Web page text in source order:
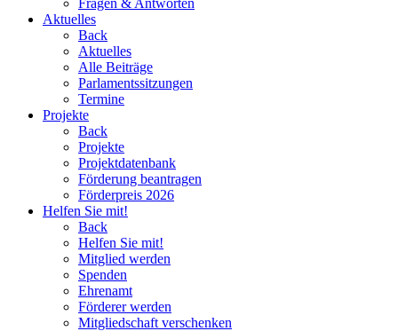
Fragen & Antworten
Aktuelles
Back
Aktuelles
Alle Beiträge
Parlamentssitzungen
Termine
Projekte
Back
Projekte
Projektdatenbank
Förderung beantragen
Förderpreis 2026
Helfen Sie mit!
Back
Helfen Sie mit!
Mitglied werden
Spenden
Ehrenamt
Förderer werden
Mitgliedschaft verschenken